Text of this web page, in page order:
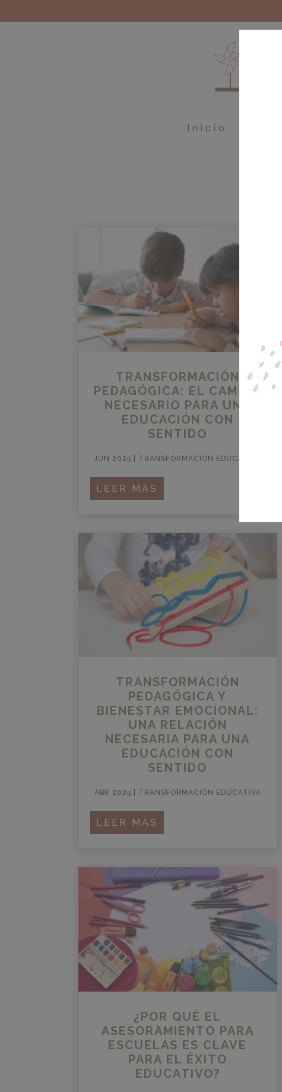
Inicio
TRANSFORMACIÓN
PEDAGÓGICA: EL CAMBIO
NECESARIO PARA UNA
EDUCACIÓN CON
SENTIDO
JUN 2025 TRANSFORMACIÓN EDUCATIVA
LEER MÁS
TRANSFORMACIÓN
PEDAGÓGICA Y
BIENESTAR EMOCIONAL:
UNA RELACIÓN
NECESARIA PARA UNA
EDUCACIÓN CON
SENTIDO
ABR 2025 TRANSFORMACIÓN EDUCATIVA
LEER MÁS
¿POR QUÉ EL
ASESORAMIENTO PARA
ESCUELAS ES CLAVE
PARA EL ÉXITO
EDUCATIVO?